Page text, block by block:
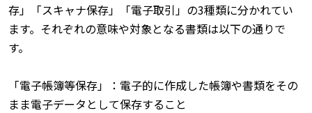
存」「スキャナ保存」「電子取引」の3種類に分かれてい
ます。それぞれの意味や対象となる書類は以下の通りで
す。
「電子帳簿等保存」：電子的に作成した帳簿や書類をその
まま電子データとして保存すること